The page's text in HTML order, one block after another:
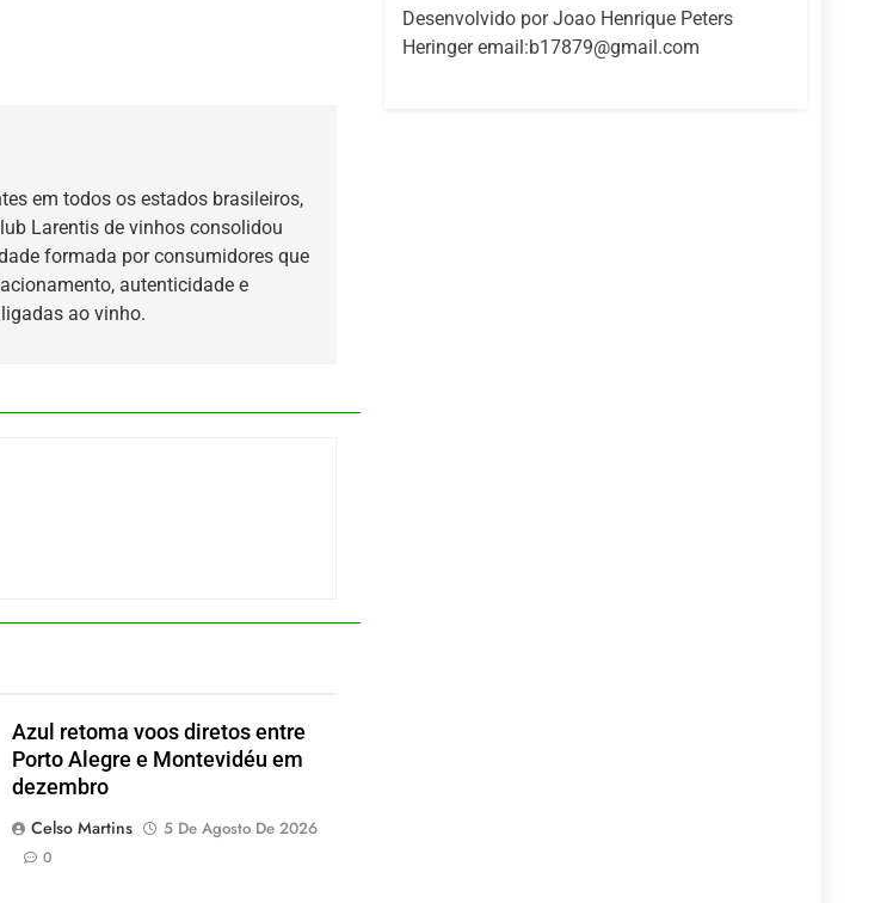
em todos os estados brasileiros,
Larentis de vinhos consolidou
formada por consumidores que
autenticidade e
ao vinho.
Azul retoma voos diretos entre
Porto Alegre e Montevidéu em
dezembro
Celso Martins
5 De Agosto De 2026
0
Desenvolvido por Joao Henrique Peters
Heringer email:b17879@gmail.com